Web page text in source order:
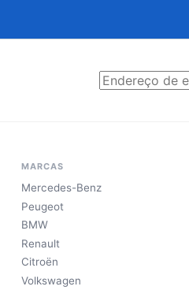
MARCAS
Mercedes-Benz
Peugeot
BMW
Renault
Citroën
Volkswagen